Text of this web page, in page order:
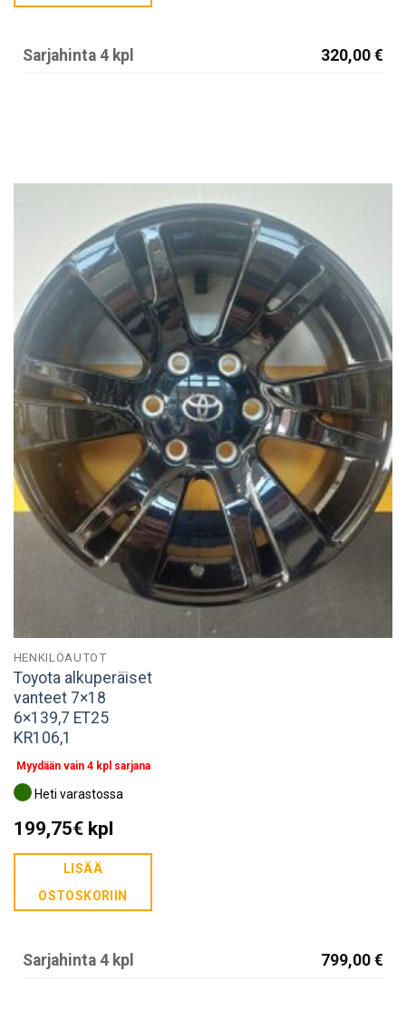
Sarjahinta 4 kpl 320,00 €
HENKILÖAUTOT
Toyota alkuperäiset
vanteet 7×18
6×139,7 ET25
KR106,1
Myydään vain 4 kpl sarjana
Heti varastossa
199,75€kpl
LISÄÄ
OSTOSKORIIN
Sarjahinta 4 kpl 799,00 €